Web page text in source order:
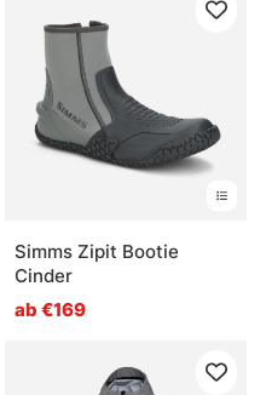
Simms Zipit Bootie
Cinder
ab €169